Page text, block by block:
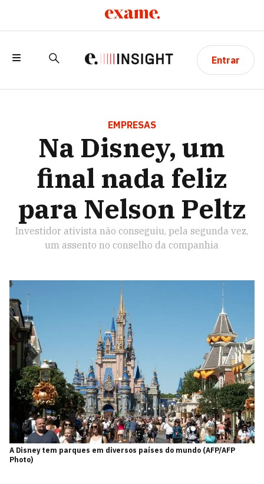
Entrar
NELSON PELTZ
EMPRESAS
Na Disney, um
final nada feliz
para Nelson Peltz
Investidor ativista não conseguiu, pela segunda vez,
um assento no conselho da companhia
A Disney tem parques em diversos países do mundo (AFP/AFP
Photo)